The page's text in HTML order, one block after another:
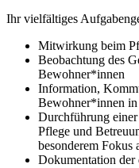
Ihr vielfältiges
Mitwirkung beim
Beobachtung des
Bewohner*innen
Information,
Bewohner*innen
Durchführung
Pflege und
besonderem Fokus
Dokumentation der